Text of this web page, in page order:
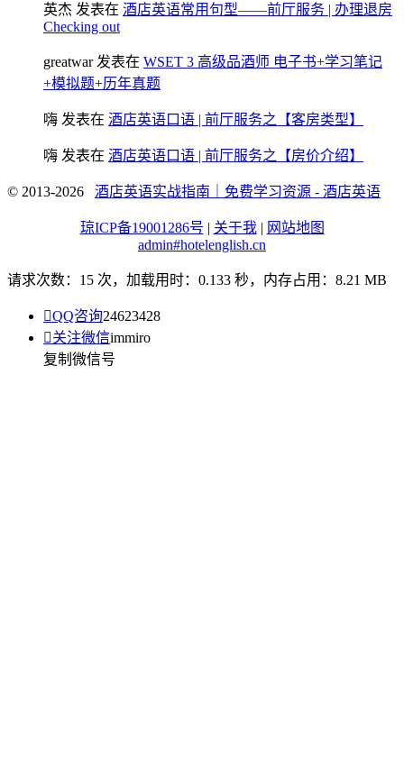
英杰 发表在 酒店英语常用句型——前厅服务 | 办理退房
Checking out
greatwar发表在 WSET 3 高级品酒师 电子书+学习笔记
+模拟题+历年真题
嗨 发表在 酒店英语口语 | 前厅服务之【客房类型】
嗨 发表在 酒店英语口语 | 前厅服务之【房价介绍】
© 2013-2026 酒店英语实战指南｜免费学习资源 - 酒店英语
琼ICP备19001286号 | 关于我 | 网站地图
admin#hotelenglish.cn
请求次数：15 次，加载用时：0.133 秒，内存占用：8.21 MB
QQ咨询24623428
关注微信immiro
复制微信号